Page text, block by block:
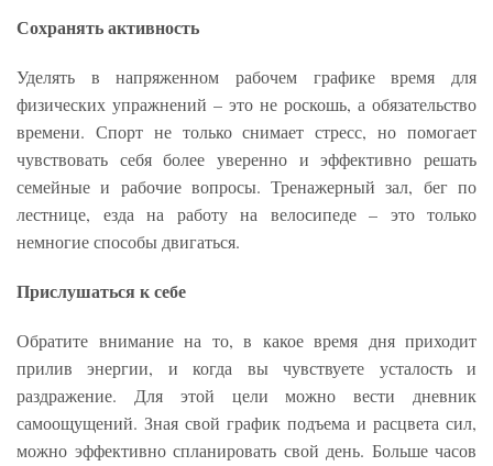
Сохранять активность
Уделять в напряженном рабочем графике время для
физических упражнений – это не роскошь, а обязательство
времени. Спорт не только снимает стресс, но помогает
чувствовать себя более уверенно и эффективно решать
семейные и рабочие вопросы. Тренажерный зал, бег по
лестнице, езда на работу на велосипеде – это только
немногие способы двигаться.
Прислушаться к себе
Обратите внимание на то, в какое время дня приходит
прилив энергии, и когда вы чувствуете усталость и
раздражение. Для этой цели можно вести дневник
самоощущений. Зная свой график подъема и расцвета сил,
можно эффективно спланировать свой день. Больше часов